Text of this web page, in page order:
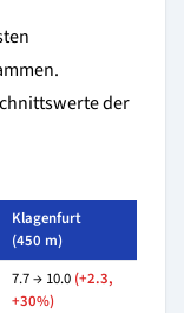
der
Klagenfurt
(450 m)
7.7 → 10.0 (+2.3,
+30%)